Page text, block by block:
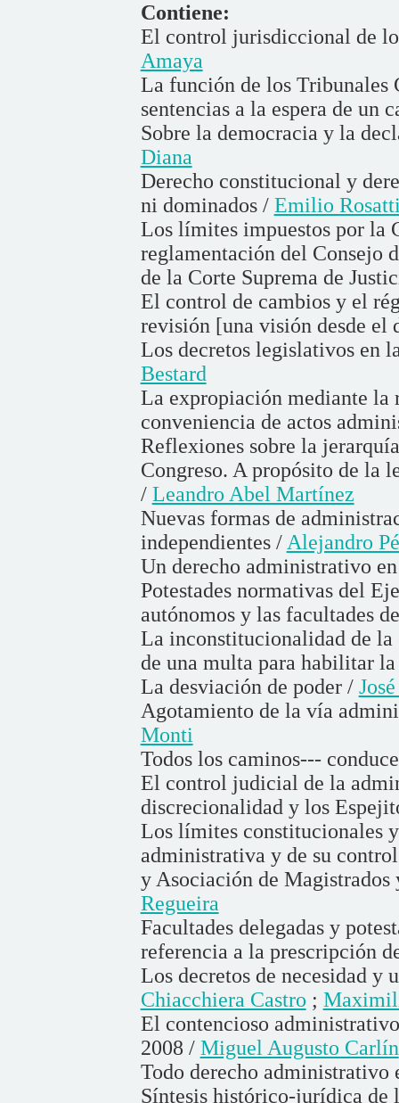
Contiene:
El control jurisdiccional de
Amaya
La función de los Tribunales
sentencias a la espera de un
Sobre la democracia y la
Diana
Derecho constitucional y
ni dominados / Emilio
Los límites impuestos por la
reglamentación del Consejo
de la Corte Suprema de
El control de cambios y el
revisión [una visión desde
Los decretos legislativos en
Bestard
La expropiación mediante la
conveniencia de actos
Reflexiones sobre la
Congreso. A propósito de la
/ Leandro Abel Martínez
Nuevas formas de
independientes /Alejandro
Un derecho administrativo
Potestades normativas del
autónomos y las facultades
La inconstitucionalidad de
de una multa para habilitar
La desviación de poder /
Agotamiento de la vía
Monti
Todos los caminos---
El control judicial de la
discrecionalidad y los
Los límites constitucionales
administrativa y de su
y Asociación de
Regueira
Facultades delegadas y
referencia a la prescripción
Los decretos de necesidad y
Chiacchiera Castro ;
El contencioso
2008 / Miguel Augusto Carlín
Todo derecho administrativo
Síntesis histórico-jurídica de